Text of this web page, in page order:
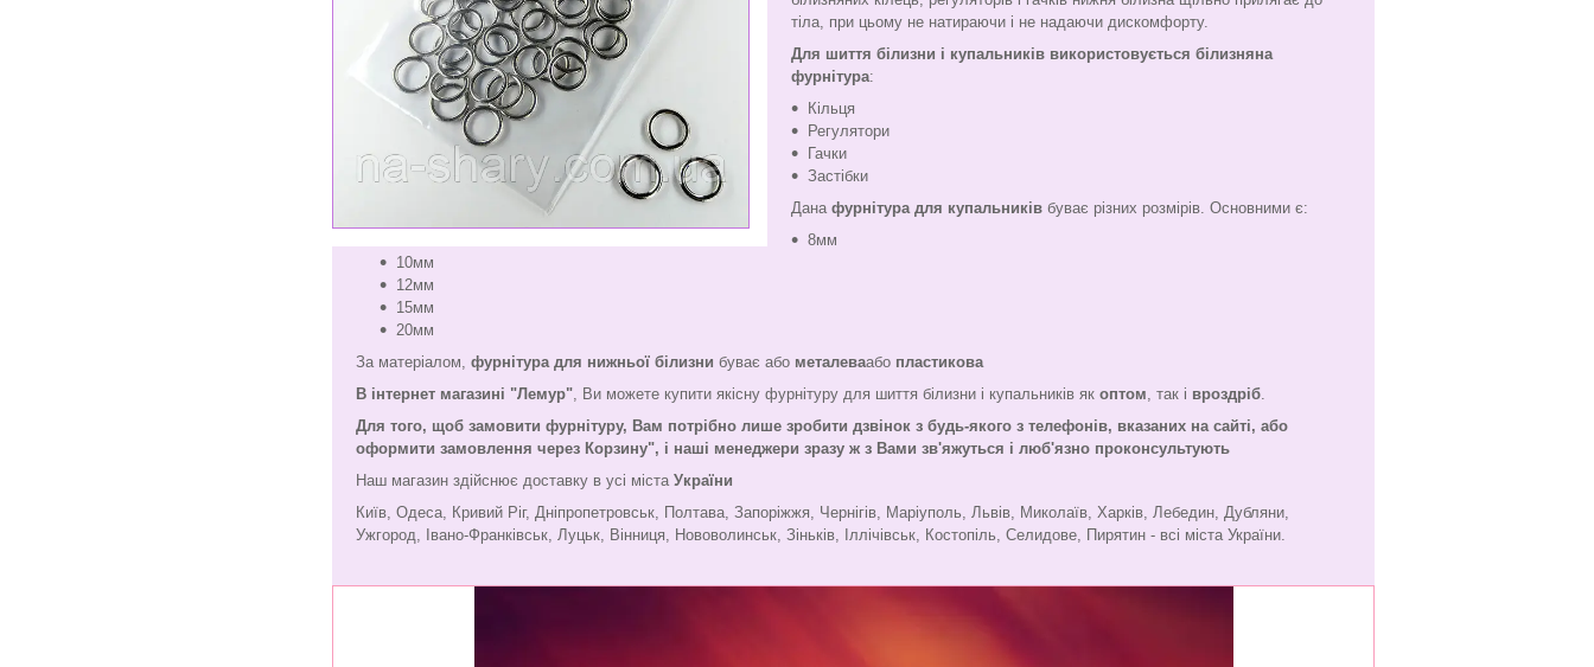
тіла, при цьому не натираючи і не надаючи дискомфорту.
Для шиття білизни і купальників використовується білизняна
фурнітура:
Кільця
Регулятори
Гачки
Застібки
Дана фурнітура для купальників буває різних розмірів. Основними є:
8мм
10мм
12мм
15мм
20мм
За матеріалом, фурнітура для нижньої білизни буває або металеваабо пластикова
В інтернет магазині "Лемур", Ви можете купити якісну фурнітуру для шиття білизни і купальників як оптом, так і вроздріб.
Для того, щоб замовити фурнітуру, Вам потрібно лише зробити дзвінок з будь-якого з телефонів, вказаних на сайті, або
оформити замовлення через Корзину", і наші менеджери зразу ж з Вами зв'яжуться і люб'язно проконсультують
Наш магазин здійснює доставку в усі міста України
Київ, Одеса, Кривий Ріг, Дніпропетровськ, Полтава, Запоріжжя, Чернігів, Маріуполь, Львів, Миколаїв, Харків, Лебедин, Дубляни,
Ужгород, Івано-Франківськ, Луцьк, Вінниця, Нововолинськ, Зіньків, Іллічівськ, Костопіль, Селидове, Пирятин - всі міста України.